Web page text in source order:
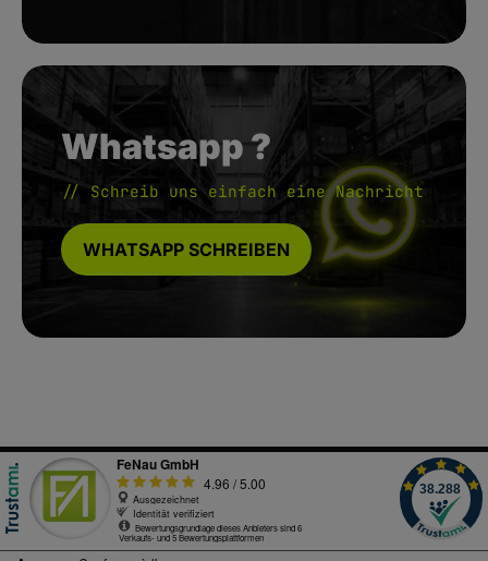
Whatsapp ?
// Schreib uns einfach eine Nachricht
WHATSAPP SCHREIBEN